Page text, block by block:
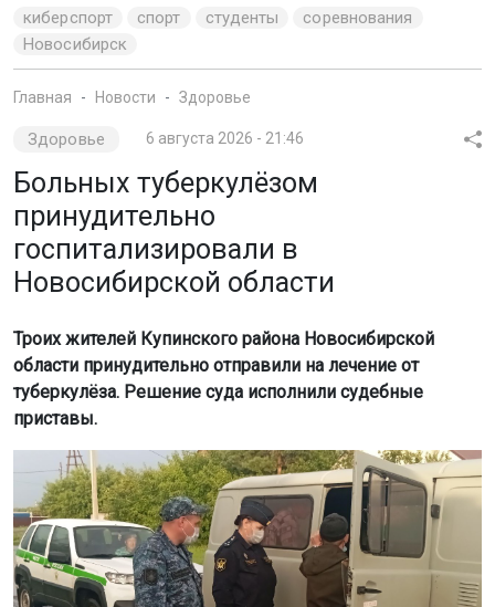
киберспорт спорт студенты
соревнования
Новосибирск
Главная Новости Здоровье
Здоровье 6 августа 2026 - 21:46
Больных туберкулёзом
принудительно
госпитализировали в
Новосибирской области
Троих жителей Купинского района Новосибирской
области принудительно отправили на лечение от
туберкулёза. Решение суда исполнили судебные
приставы.